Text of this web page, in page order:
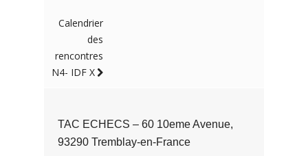
Calendrier
des
rencontres
N4- IDF X
TAC ECHECS – 60 10eme Avenue,
93290 Tremblay-en-France